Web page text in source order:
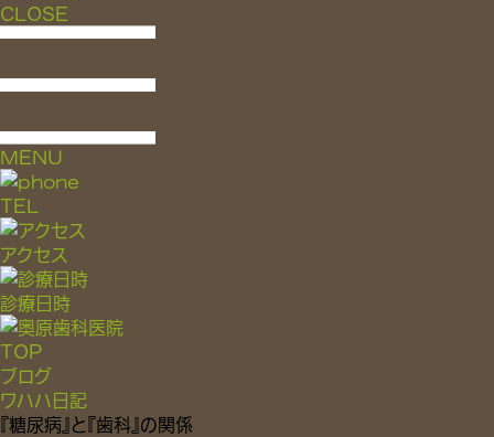
CLOSE
MENU
TEL
アクセス
診療日時
TOP
ブログ
ワハハ日記
『糖尿病』と『歯科』の関係